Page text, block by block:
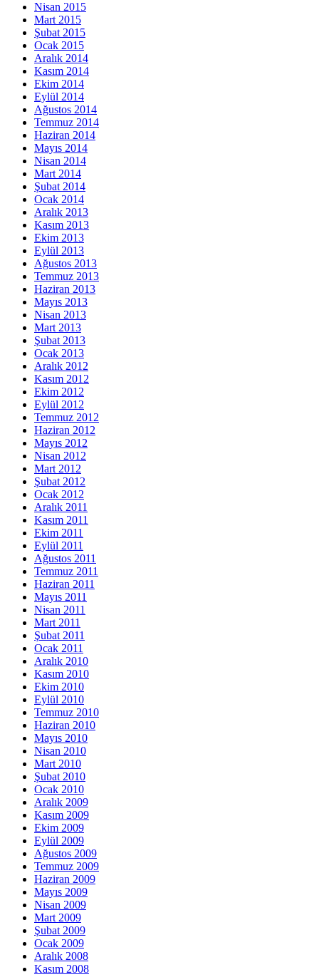
Nisan 2015
Mart 2015
Şubat 2015
Ocak 2015
Aralık 2014
Kasım 2014
Ekim 2014
Eylül 2014
Ağustos 2014
Temmuz 2014
Haziran 2014
Mayıs 2014
Nisan 2014
Mart 2014
Şubat 2014
Ocak 2014
Aralık 2013
Kasım 2013
Ekim 2013
Eylül 2013
Ağustos 2013
Temmuz 2013
Haziran 2013
Mayıs 2013
Nisan 2013
Mart 2013
Şubat 2013
Ocak 2013
Aralık 2012
Kasım 2012
Ekim 2012
Eylül 2012
Temmuz 2012
Haziran 2012
Mayıs 2012
Nisan 2012
Mart 2012
Şubat 2012
Ocak 2012
Aralık 2011
Kasım 2011
Ekim 2011
Eylül 2011
Ağustos 2011
Temmuz 2011
Haziran 2011
Mayıs 2011
Nisan 2011
Mart 2011
Şubat 2011
Ocak 2011
Aralık 2010
Kasım 2010
Ekim 2010
Eylül 2010
Temmuz 2010
Haziran 2010
Mayıs 2010
Nisan 2010
Mart 2010
Şubat 2010
Ocak 2010
Aralık 2009
Kasım 2009
Ekim 2009
Eylül 2009
Ağustos 2009
Temmuz 2009
Haziran 2009
Mayıs 2009
Nisan 2009
Mart 2009
Şubat 2009
Ocak 2009
Aralık 2008
Kasım 2008